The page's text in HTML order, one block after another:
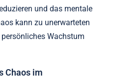
und das mentale
kann zu unerwarteten
Wachstum
Chaos im